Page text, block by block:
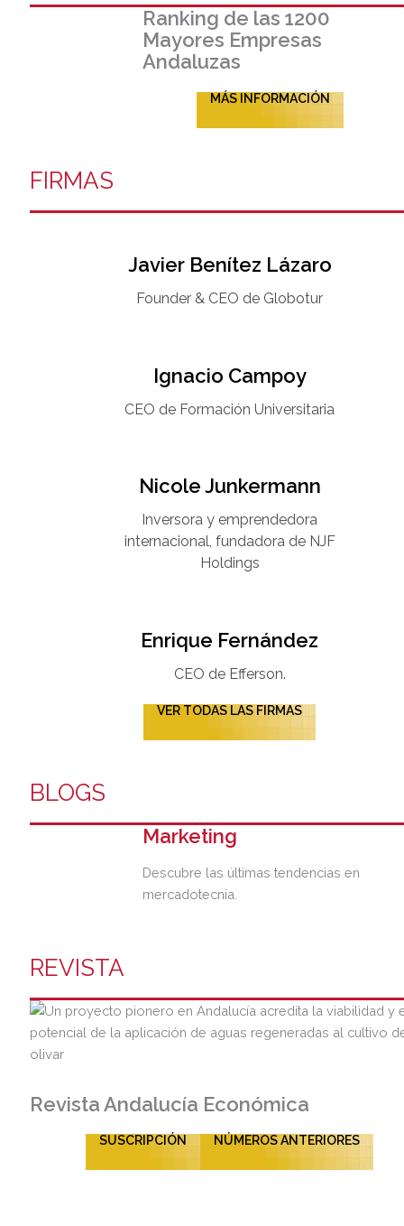
Ranking de las 1200
Mayores Empresas
Andaluzas
MÁS INFORMACIÓN
FIRMAS
Javier Benítez Lázaro
Founder & CEO de Globotur​
Ignacio Campoy​
CEO de Formación Universitaria​
Nicole Junkermann​
Inversora y emprendedora
internacional, fundadora de NJF
Holdings
Enrique Fernández
CEO de Efferson.
VER TODAS LAS FIRMAS
BLOGS
Marketing
Descubre las últimas tendencias en
mercadotecnia.
REVISTA
Revista Andalucía Económica
SUSCRIPCIÓN NÚMEROS ANTERIORES